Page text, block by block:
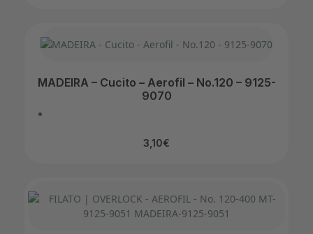
MADEIRA – Cucito – Aerofil – No.120 – 9125-
9070
3,10€